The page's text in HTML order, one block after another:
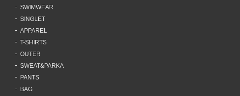
SWIMWEAR
SINGLET
APPAREL
T-SHIRTS
OUTER
SWEAT&PARKA
PANTS
BAG